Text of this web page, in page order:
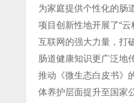
为家庭提供个性化的肠
项目创新性地开展了“
互联网的强大力量，打
肠道健康知识更广泛地
推动《微生态白皮书》
体养护层面提升至国家